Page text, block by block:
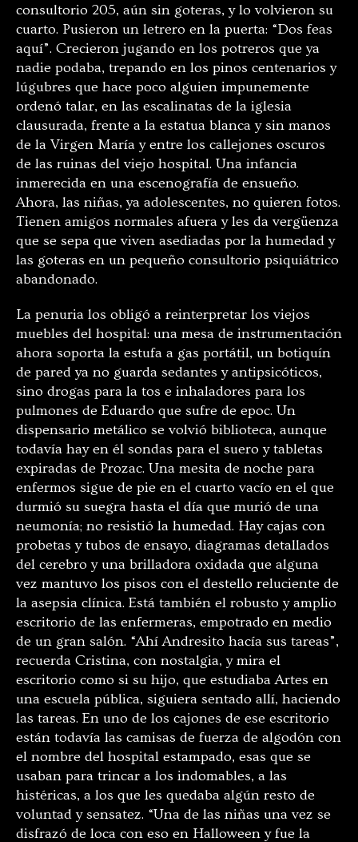
consultorio 205, aún sin goteras, y lo volvieron su
cuarto. Pusieron un letrero en la puerta: “Dos feas
aquí”. Crecieron jugando en los potreros que ya
nadie podaba, trepando en los pinos centenarios y
lúgubres que hace poco alguien impunemente
ordenó talar, en las escalinatas de la iglesia
clausurada, frente a la estatua blanca y sin manos
de la Virgen María y entre los callejones oscuros
de las ruinas del viejo hospital. Una infancia
inmerecida en una escenografía de ensueño.
Ahora, las niñas, ya adolescentes, no quieren fotos.
Tienen amigos normales afuera y les da vergüenza
que se sepa que viven asediadas por la humedad y
las goteras en un pequeño consultorio psiquiátrico
abandonado.
La penuria los obligó a reinterpretar los viejos
muebles del hospital: una mesa de instrumentación
ahora soporta la estufa a gas portátil, un botiquín
de pared ya no guarda sedantes y antipsicóticos,
sino drogas para la tos e inhaladores para los
pulmones de Eduardo que sufre de epoc. Un
dispensario metálico se volvió biblioteca, aunque
todavía hay en él sondas para el suero y tabletas
expiradas de Prozac. Una mesita de noche para
enfermos sigue de pie en el cuarto vacío en el que
durmió su suegra hasta el día que murió de una
neumonía; no resistió la humedad. Hay cajas con
probetas y tubos de ensayo, diagramas detallados
del cerebro y una brilladora oxidada que alguna
vez mantuvo los pisos con el destello reluciente de
la asepsia clínica. Está también el robusto y amplio
escritorio de las enfermeras, empotrado en medio
de un gran salón. “Ahí Andresito hacía sus tareas”,
recuerda Cristina, con nostalgia, y mira el
escritorio como si su hijo, que estudiaba Artes en
una escuela pública, siguiera sentado allí, haciendo
las tareas. En uno de los cajones de ese escritorio
están todavía las camisas de fuerza de algodón con
el nombre del hospital estampado, esas que se
usaban para trincar a los indomables, a las
histéricas, a los que les quedaba algún resto de
voluntad y sensatez. “Una de las niñas una vez se
disfrazó de loca con eso en Halloween y fue la